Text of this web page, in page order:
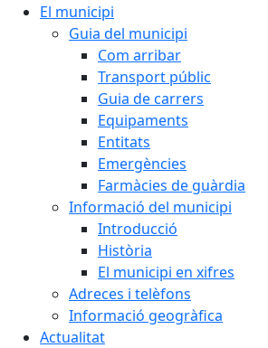
El municipi
Guia del municipi
Com arribar
Transport públic
Guia de carrers
Equipaments
Entitats
Emergències
Farmàcies de guàrdia
Informació del municipi
Introducció
Història
El municipi en xifres
Adreces i telèfons
Informació geogràfica
Actualitat